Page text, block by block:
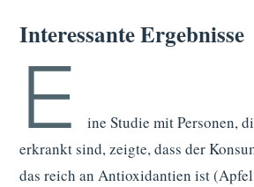
Interessante Ergebnisse
E
ine Studie mit Personen,
erkrankt sind, zeigte, dass der
das reich an Antioxidantien ist